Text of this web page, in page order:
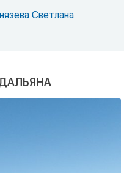
Светлана